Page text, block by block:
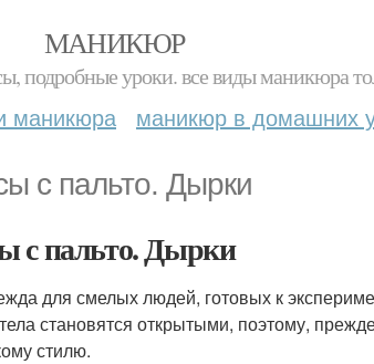
МАНИКЮР
подробные уроки. все виды маникюра
маникюра маникюр в домашних
с пальто. Дырки
с пальто. Дырки
для смелых людей, готовых к
становятся открытыми, поэтому,
стилю.